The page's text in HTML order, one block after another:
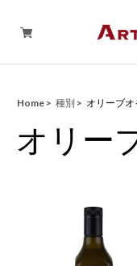
今月のおす
種別
生産地別
Home 種別 オリーブオ
オリー